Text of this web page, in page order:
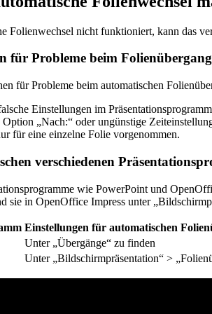
Folienwechsel nicht funktioniert, kann das
für Probleme beim Folienübergang
für Probleme beim automatischen
Einstellungen im
„Nach:“ oder ungünstige
für eine einzelne Folie vorgenommen.
verschiedenen
wie PowerPoint und
sie in OpenOffice Impress unter
Einstellungen für automatischen
Unter „Übergänge“ zu finden
Unter „Bildschirmpräsentation“ >